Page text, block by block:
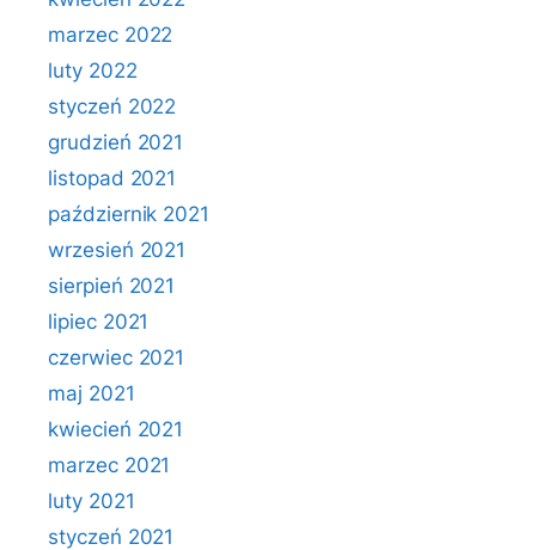
marzec 2022
luty 2022
styczeń 2022
grudzień 2021
listopad 2021
październik 2021
wrzesień 2021
sierpień 2021
lipiec 2021
czerwiec 2021
maj 2021
kwiecień 2021
marzec 2021
luty 2021
styczeń 2021